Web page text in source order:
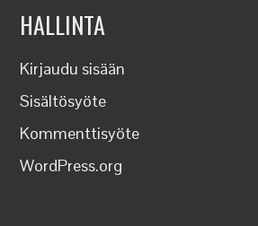
HALLINTA
Kirjaudu sisään
Sisältösyöte
Kommenttisyöte
WordPress.org